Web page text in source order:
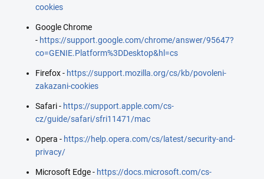
cookies
Google Chrome
- https://support.google.com/chrome/answer/95647?
co=GENIE.Platform%3DDesktop&hl=cs
Firefox - https://support.mozilla.org/cs/kb/povoleni-
zakazani-cookies
Safari - https://support.apple.com/cs-
cz/guide/safari/sfri11471/mac
Opera - https://help.opera.com/cs/latest/security-and-
privacy/
Microsoft Edge - https://docs.microsoft.com/cs-